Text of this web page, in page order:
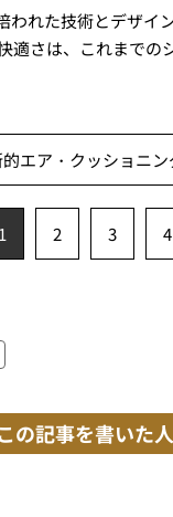
われた技術とデザイ
適さは、これまで
エア・クッショニン
1 2 3 4
の記事を書いた人